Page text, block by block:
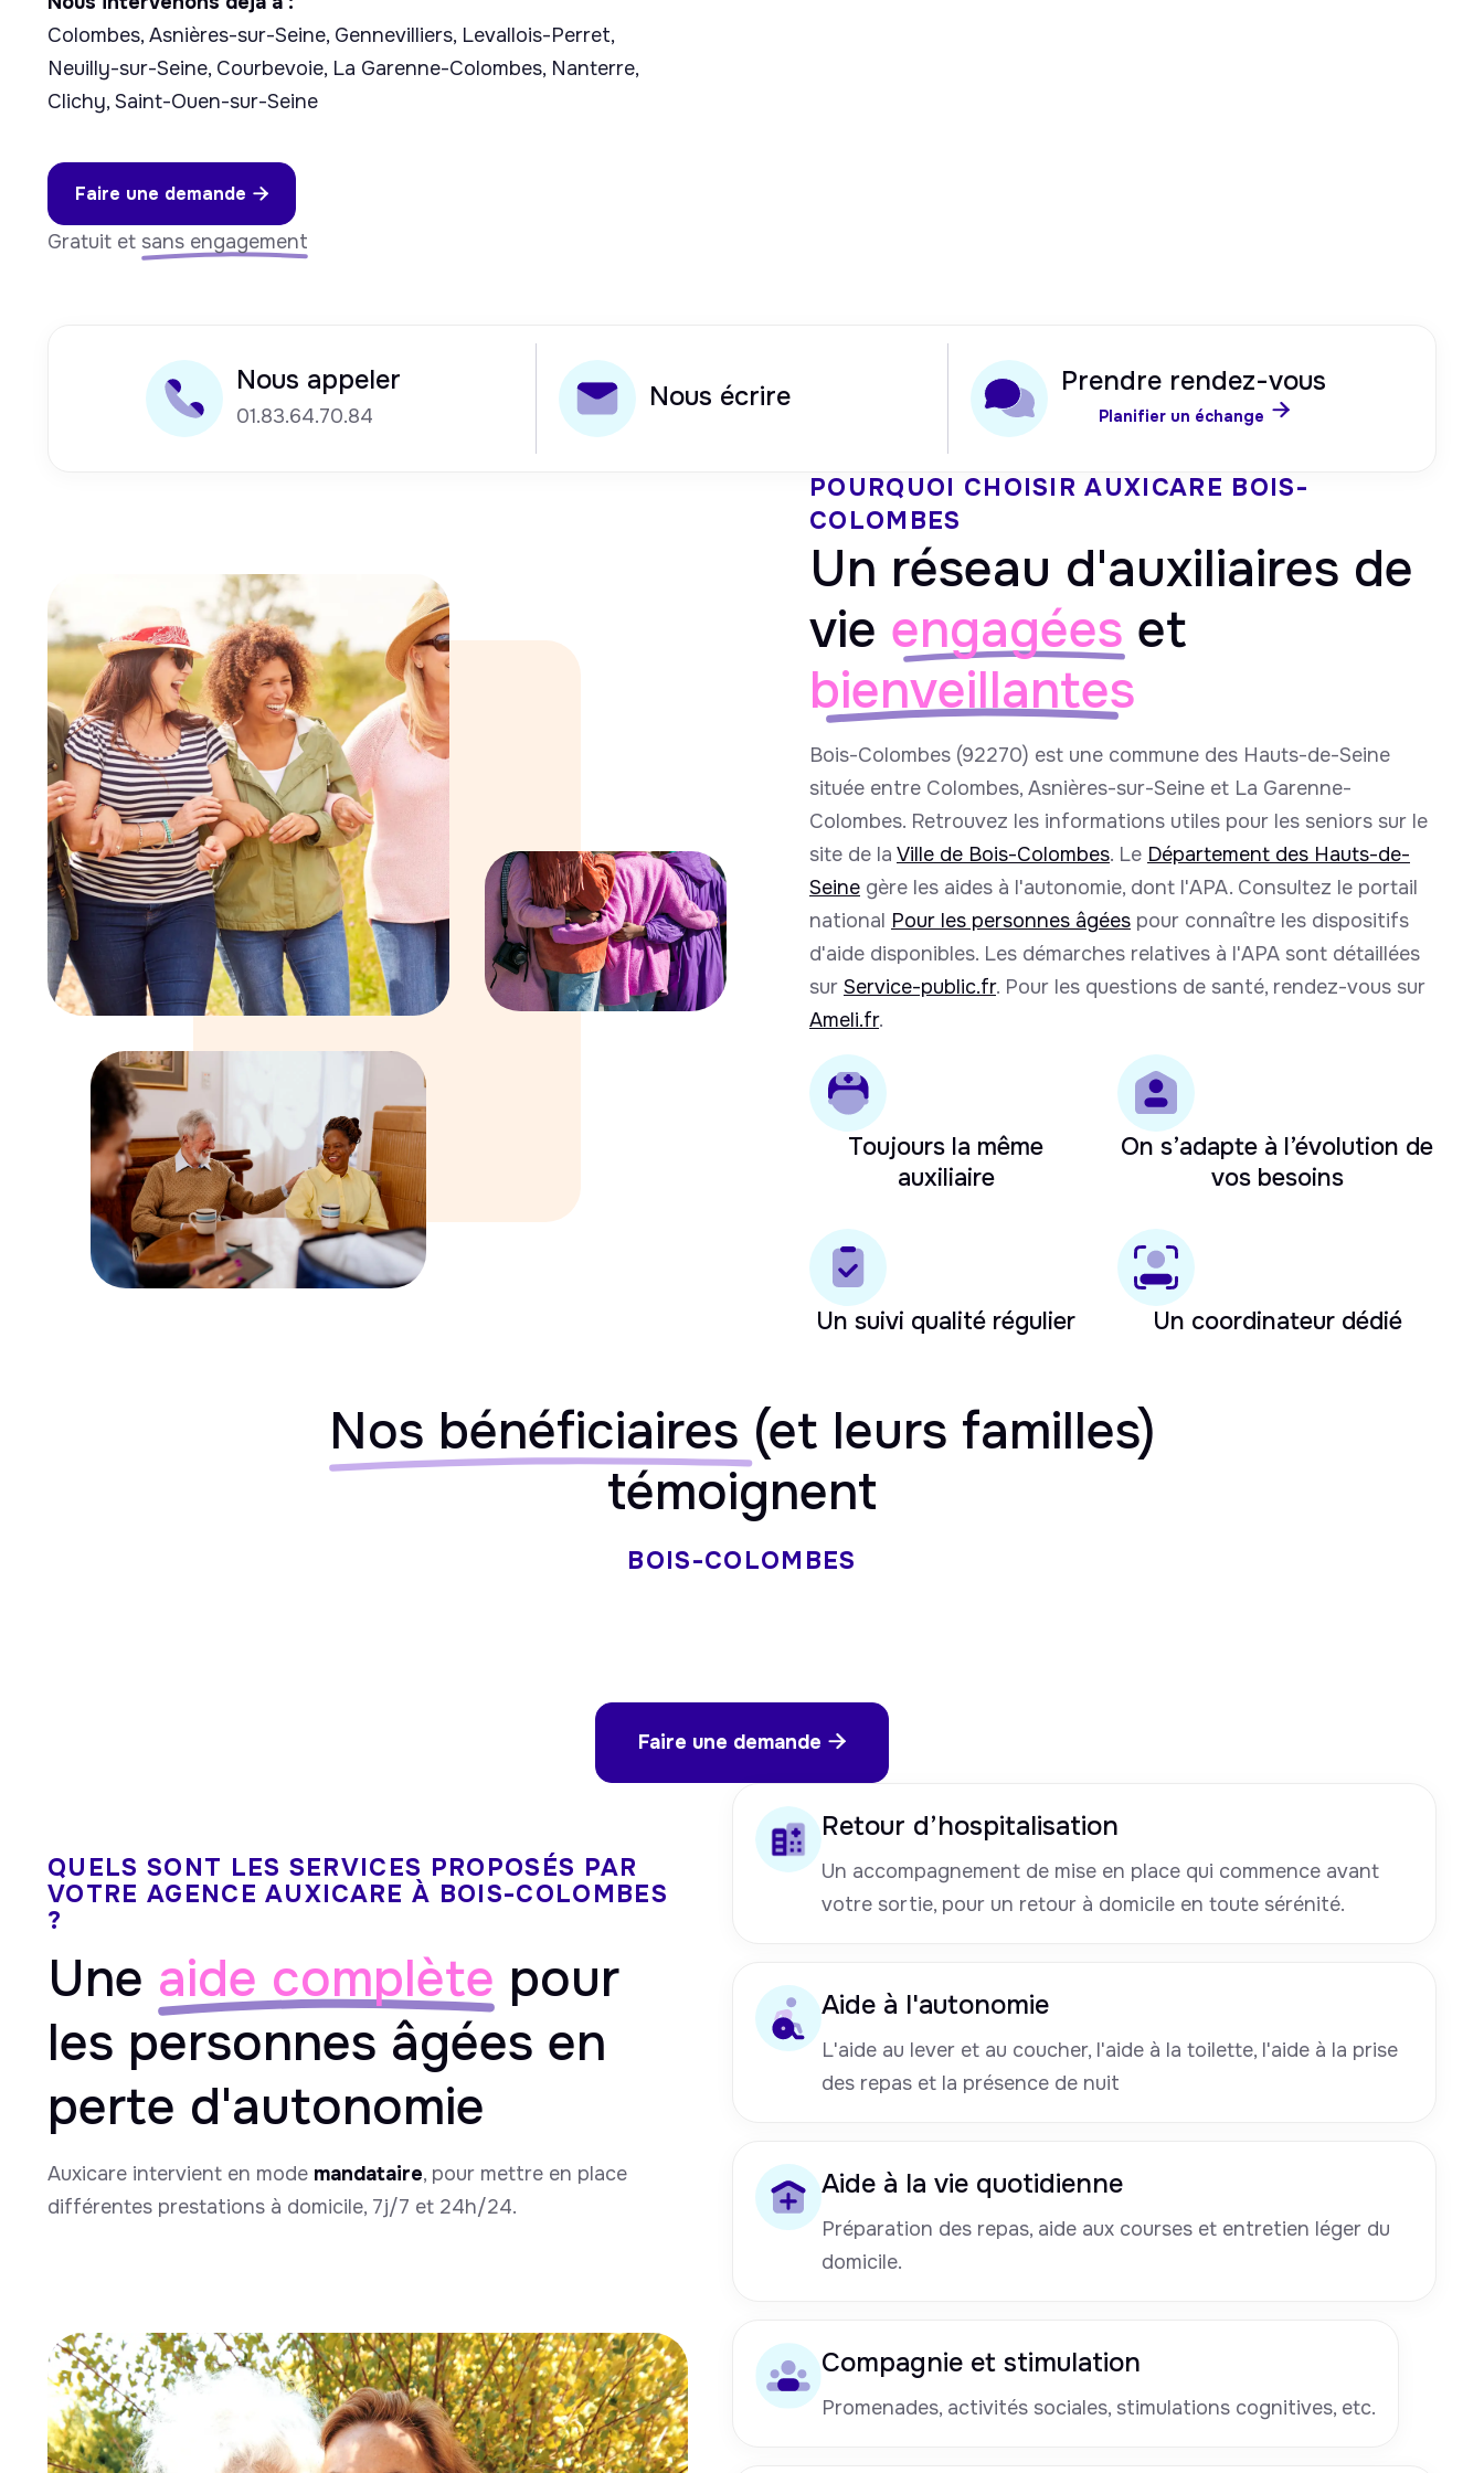
Colombes, Asnières-sur-Seine, Gennevilliers, Levallois-Perret,
Neuilly-sur-Seine, Courbevoie, La Garenne-Colombes, Nanterre,
Clichy, Saint-Ouen-sur-Seine
Faire une demande 
Gratuit et sans engagement
Nous appeler
01.83.64.70.84
Nous écrire Prendre rendez-vous
Planifier un échange 
POURQUOI CHOISIR AUXICARE BOIS-
COLOMBES
Un réseau d'auxiliaires de
vie engagées et
bienveillantes
Bois-Colombes (92270) est une commune des Hauts-de-Seine
située entre Colombes, Asnières-sur-Seine et La Garenne-
Colombes. Retrouvez les informations utiles pour les seniors sur le
site de la Ville de Bois-Colombes. Le Département des Hauts-de-
Seine gère les aides à l'autonomie, dont l'APA. Consultez le portail
national Pour les personnes âgées pour connaître les dispositifs
d'aide disponibles. Les démarches relatives à l'APA sont détaillées
sur Service-public.fr. Pour les questions de santé, rendez-vous sur
Ameli.fr.
Toujours la même
auxiliaire
On s’adapte à l’évolution de
vos besoins
Un suivi qualité régulier Un coordinateur dédié
Nos bénéficiaires (et leurs familles)
témoignent
BOIS-COLOMBES
Faire une demande 
QUELS SONT LES SERVICES PROPOSÉS PAR
VOTRE AGENCE AUXICARE À BOIS-COLOMBES
?
Une aide complète pour
les personnes âgées en
perte d'autonomie
Auxicare intervient en mode mandataire, pour mettre en place
différentes prestations à domicile, 7j/7 et 24h/24.
Retour d’hospitalisation
Un accompagnement de mise en place qui commence avant
votre sortie, pour un retour à domicile en toute sérénité.
Aide à l'autonomie
L'aide au lever et au coucher, l'aide à la toilette, l'aide à la prise
des repas et la présence de nuit
Aide à la vie quotidienne
Préparation des repas, aide aux courses et entretien léger du
domicile.
Compagnie et stimulation
Promenades, activités sociales, stimulations cognitives, etc.